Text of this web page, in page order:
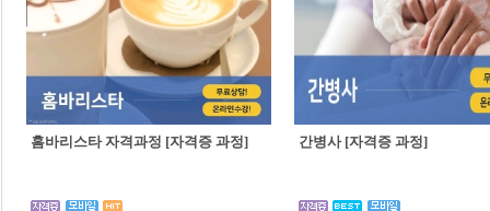
홈바리스타 자격과정 [자격증 과정] 간병사 [자격증 과정]